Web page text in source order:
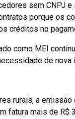
sem CNPJ
porque os
créditos no
como MEI
de nova
rurais, a emissão
fatura mais de R$